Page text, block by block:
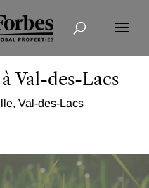
Val-des-Lacs
Val-des-Lacs